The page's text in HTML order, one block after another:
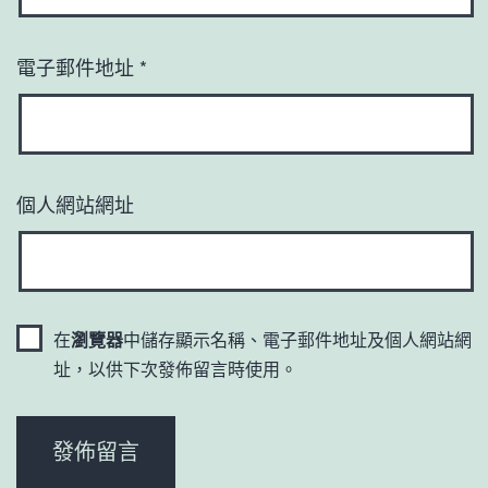
電子郵件地址 *
個人網站網址
在瀏覽器中儲存顯示名稱、電子郵件地址及個人網站網
址，以供下次發佈留言時使用。